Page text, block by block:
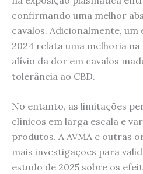
confirmando uma melhor
cavalos. Adicionalmente,
2024 relata uma melhoria na
alívio da dor em cavalos
tolerância ao CBD.
No entanto, as limitações
clínicos em larga escala e
produtos. A AVMA e outras
mais investigações para
estudo de 2025 sobre os